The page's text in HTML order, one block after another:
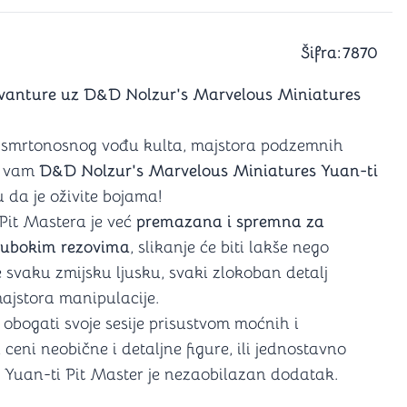
igranje
Šifra:7870
uz D&D Nolzur's Marvelous Miniatures
vođu kulta, majstora podzemnih
D&D Nolzur's Marvelous Miniatures Yuan-ti
je oživite bojama!
Mastera je već premazana i spremna za
rezovima, slikanje će biti lakše nego
zmijsku ljusku, svaki zlokoban detalj
manipulacije.
svoje sesije prisustvom moćnih i
neobične i detaljne figure, ili jednostavno
ti Pit Master je nezaobilazan dodatak.